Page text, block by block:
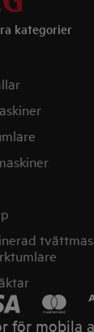
kategorier
för mobila